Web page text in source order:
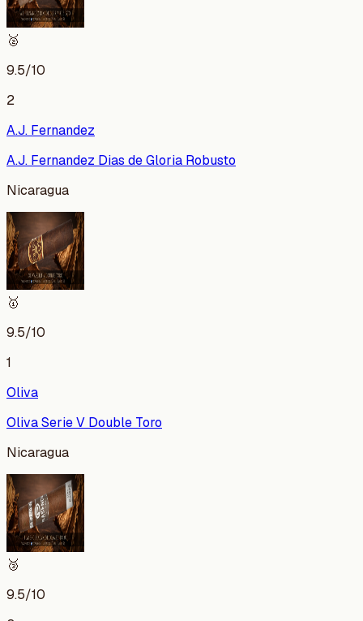
🥈
9.5/10
2
A.J. Fernandez
A.J. Fernandez Dias de Gloria Robusto
Nicaragua
🥇
9.5/10
1
Oliva
Oliva Serie V Double Toro
Nicaragua
🥉
9.5/10